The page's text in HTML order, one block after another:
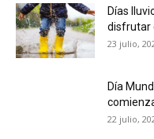
Días
disfrutar
23 julio,
Día
22 julio,